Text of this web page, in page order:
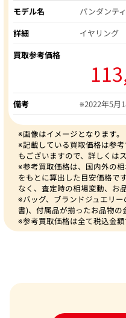
モデル名
パンダンテ
詳細
イヤリング
買取参考価格
備考 ※2022年5月
※画像はイメージとなります。
※記載している買取価格は参
もございますので、詳しくは
※参考買取価格は、国内外の
をもとに算出した目安価格で
なく、査定時の相場変動、お
※バッグ、ブランドジュエリ
書)、付属品が揃ったお品物の
※参考買取価格は全て税込金額